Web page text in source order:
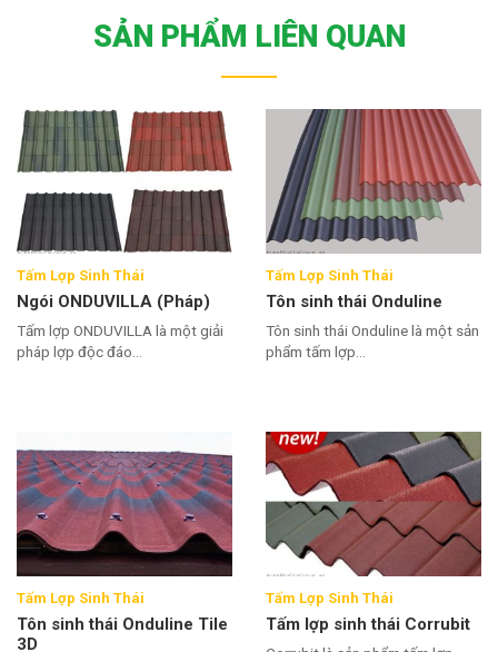
SẢN PHẨM LIÊN QUAN
Tấm Lợp Sinh Thái
Ngói ONDUVILLA (Pháp)
Tấm lợp ONDUVILLA là một giải
pháp lợp độc đáo...
Tấm Lợp Sinh Thái
Tôn sinh thái Onduline
Tôn sinh thái Onduline là một sản
phẩm tấm lợp...
Tấm Lợp Sinh Thái
Tôn sinh thái Onduline Tile
3D
Tấm Lợp Sinh Thái
Tấm lợp sinh thái Corrubit